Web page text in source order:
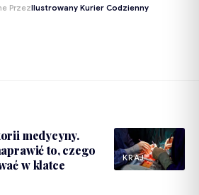
PrzezIlustrowany Kurier Codzienny
KRAJ
medycyny.
to, czego
w klatce